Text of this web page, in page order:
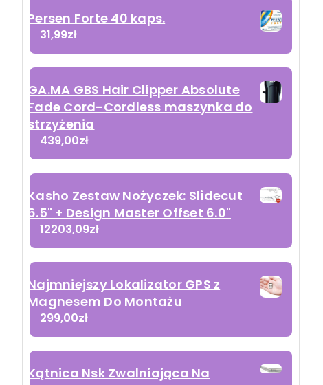
Persen Forte 40 kaps.
31,99zł
GA.MA GBS Hair Clipper Absolute
Fade Cord-Cordless maszynka do
strzyżenia
439,00zł
Kasho Zestaw Nożyczek: Slidecut
6.5" + Design Master Offset 6.0"
12203,09zł
Najmniejszy Lokalizator GPS z
Magnesem Do Montażu
299,00zł
Kątnica Nsk Zwalniająca Na